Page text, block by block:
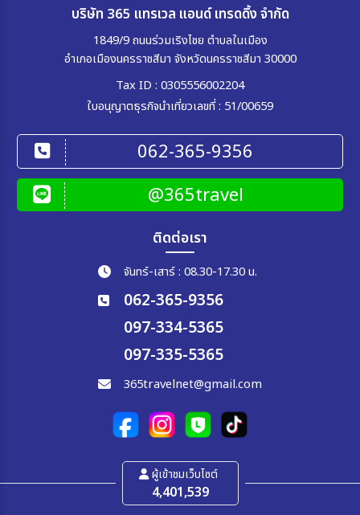
บริษัท 365 แทรเวล แอนด์ เทรดดิ้ง จำกัด
1849/9 ถนนร่วมเริงไชย ตำบลในเมือง
อำเภอเมืองนครราชสีมา จังหวัดนครราชสีมา 30000
Tax ID : 0305556002204
ใบอนุญาตธุรกิจนำเที่ยวเลขที่ : 51/00659
062-365-9356
@365travel
ติดต่อเรา
จันทร์-เสาร์ : 08.30-17.30 น.
062-365-9356
097-334-5365
097-335-5365
365travelnet@gmail.com
ผู้เข้าชมเว็บไซต์
4,401,539